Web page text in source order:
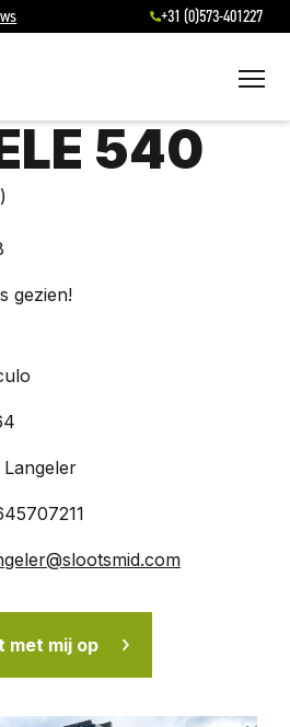
+31 (0)573-401227
540
gezien!
met mij op